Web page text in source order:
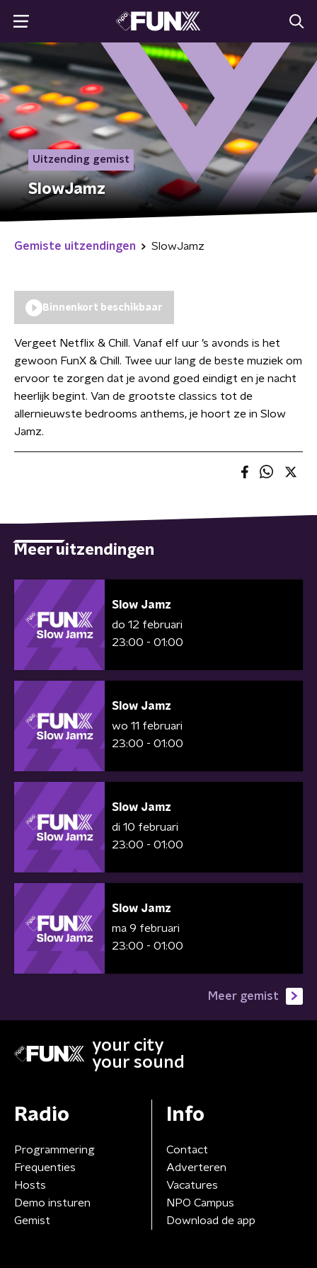
Uitzending gemist
SlowJamz
Gemiste uitzendingen SlowJamz
Binnenkort beschikbaar
Vergeet Netflix & Chill. Vanaf elf uur ’s avonds is het
gewoon FunX & Chill. Twee uur lang de beste muziek om
ervoor te zorgen dat je avond goed eindigt en je nacht
heerlijk begint. Van de grootste classics tot de
allernieuwste bedrooms anthems, je hoort ze in Slow
Jamz.
Meer uitzendingen
Slow Jamz
do 12 februari
23:00 - 01:00
Slow Jamz
wo 11 februari
23:00 - 01:00
Slow Jamz
di 10 februari
23:00 - 01:00
Slow Jamz
ma 9 februari
23:00 - 01:00
Meer gemist
your city
your sound
Radio
Programmering
Frequenties
Hosts
Demo insturen
Gemist
Info
Contact
Adverteren
Vacatures
NPO Campus
Download de app